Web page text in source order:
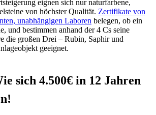
eignen sich nur naturfarbene,
von höchster Qualität. Zertifikate von
unabhängigen Laboren belegen, ob ein
und bestimmen anhand der 4 Cs seine
die großen Drei – Rubin, Saphir und
geeignet.
sich 4.500€ in 12 Jahren